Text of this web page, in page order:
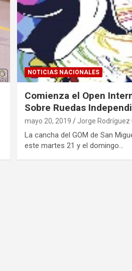
NOTICIAS NACIONALES
Comienza el Open
Sobre Ruedas
mayo 20, 2019 Jorge Rodríguez
La cancha del GOM de San
este martes 21 y el domingo…